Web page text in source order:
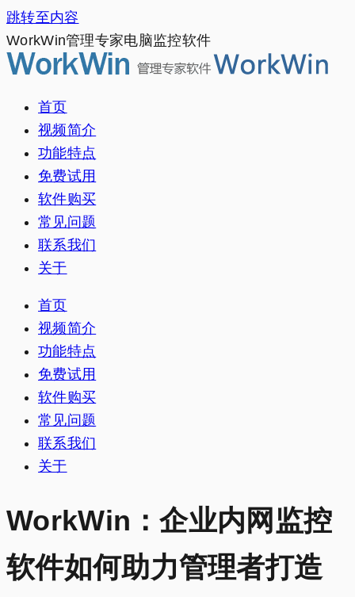
跳转至内容
WorkWin管理专家电脑监控软件
首页
视频简介
功能特点
免费试用
软件购买
常见问题
联系我们
关于
首页
视频简介
功能特点
免费试用
软件购买
常见问题
联系我们
关于
WorkWin：企业内网监控
软件如何助力管理者打造